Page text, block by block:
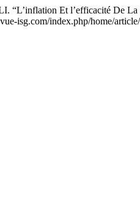
“L’inflation Et l’efficacité De
isg.com/index.php/home/